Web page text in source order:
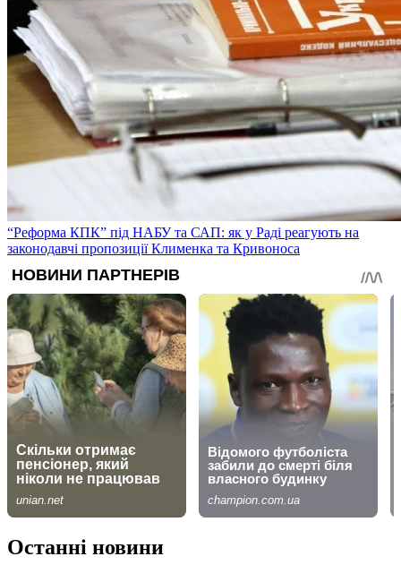
“Реформа КПК” під НАБУ та САП: як у Раді реагують на
законодавчі пропозиції Клименка та Кривоноса
Останні новини